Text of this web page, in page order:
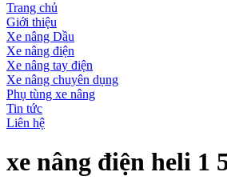
Trang chủ
Giới thiệu
Xe nâng Dầu
Xe nâng điện
Xe nâng tay điện
Xe nâng chuyên dụng
Phụ tùng xe nâng
Tin tức
Liên hệ
xe nâng điện heli 1